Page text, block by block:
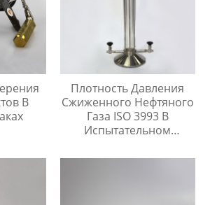
В
Плотность Давления
Сжиженного Нефтяного
Газа ISO 3993 В
Испытательном
Углеводородов